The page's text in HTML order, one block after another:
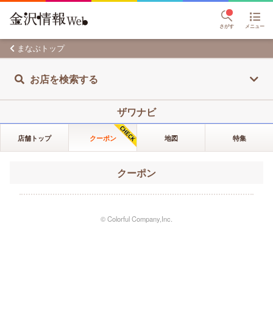
さがす メニュー
まなぶトップ
お店を検索する
ザワナビ
店舗トップ クーポン 地図 特集
クーポン
© Colorful Company,Inc.